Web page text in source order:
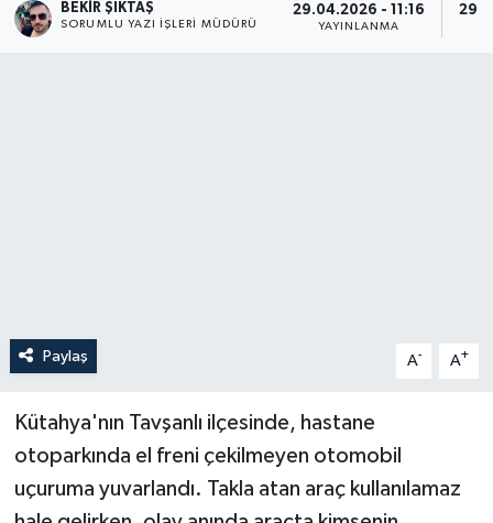
BEKIR ŞIKTAŞ
SORUMLU YAZI İŞLERI MÜDÜRÜ
29.04.2026 - 11:16
YAYINLANMA
Paylaş A- A+
Kütahya'nın Tavşanlı ilçesinde, hastane
otoparkında el freni çekilmeyen otomobil
uçuruma yuvarlandı. Takla atan araç kullanılamaz